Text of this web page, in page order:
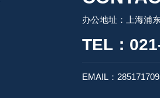
办公地址：上海浦
TEL：
EMAIL：